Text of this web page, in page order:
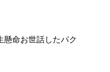
懸命お世話したパク